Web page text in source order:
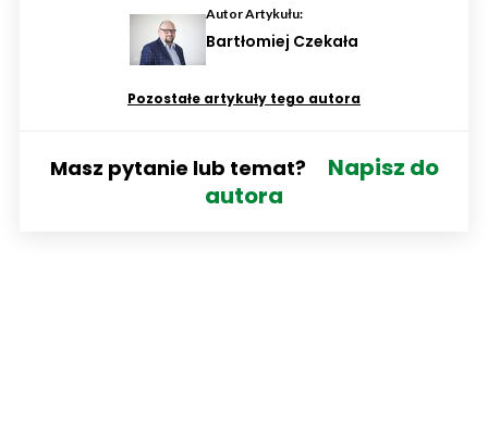
Autor Artykułu:
Bartłomiej Czekała
Pozostałe artykuły tego autora
Masz pytanie lub temat?
Napisz do
autora